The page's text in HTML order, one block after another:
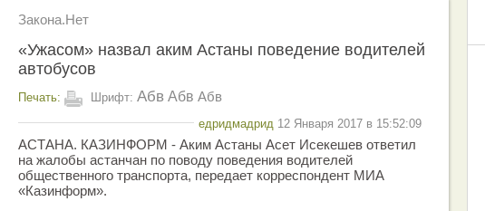
Закона.Нет
«Ужасом» назвал аким Астаны поведение водителей
автобусов
Печать: Шрифт: Абв Абв Абв
едридмадрид 12 Января 2017 в 15:52:09
АСТАНА. КАЗИНФОРМ - Аким Астаны Асет Исекешев ответил
на жалобы астанчан по поводу поведения водителей
общественного транспорта, передает корреспондент МИА
«Казинформ».